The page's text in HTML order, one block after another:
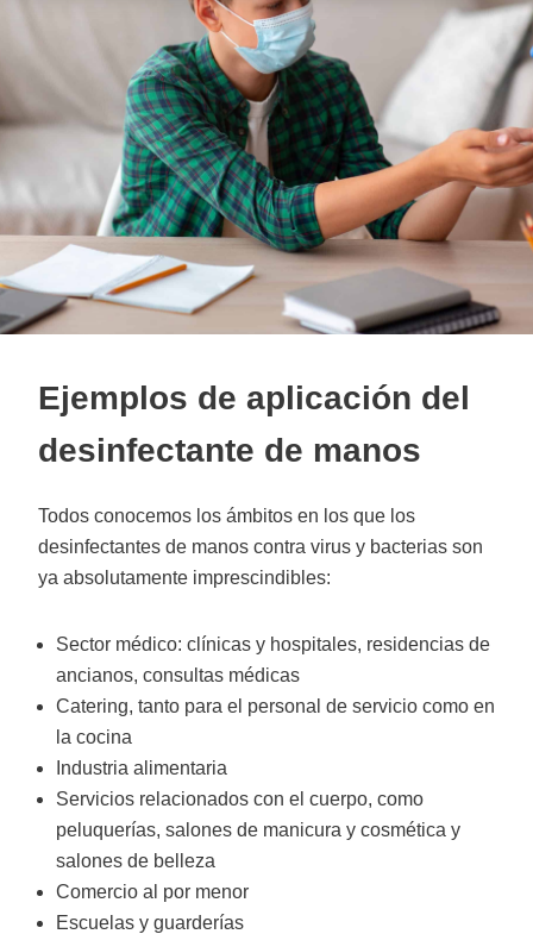
Ejemplos de aplicación del
desinfectante de manos
Todos conocemos los ámbitos en los que los
desinfectantes de manos contra virus y bacterias son
ya absolutamente imprescindibles:
Sector médico: clínicas y hospitales, residencias de
ancianos, consultas médicas
Catering, tanto para el personal de servicio como en
la cocina
Industria alimentaria
Servicios relacionados con el cuerpo, como
peluquerías, salones de manicura y cosmética y
salones de belleza
Comercio al por menor
Escuelas y guarderías